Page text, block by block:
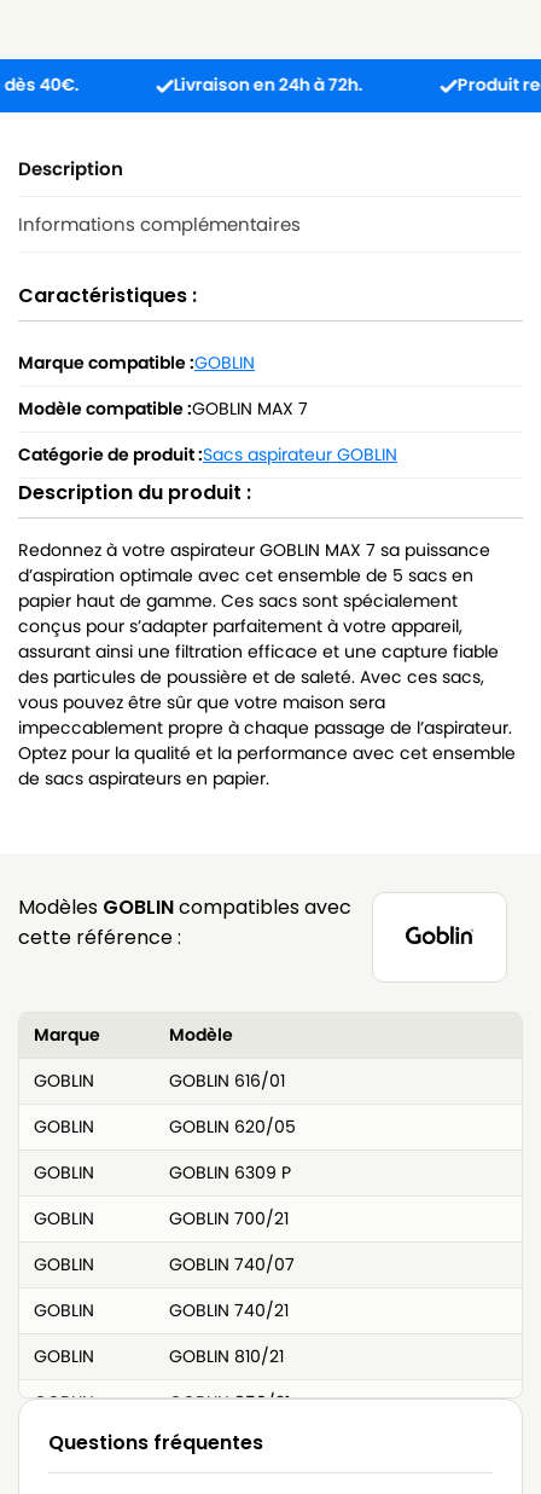
Livraison en 24h à 72h. Produit reçu
Description
Informations complémentaires
Caractéristiques :
Marque compatible :GOBLIN
Modèle compatible :GOBLIN MAX 7
Catégorie de produit :Sacs aspirateur GOBLIN
Description du produit :
Redonnez à votre aspirateur GOBLIN MAX 7 sa puissance
d’aspiration optimale avec cet ensemble de 5 sacs en
papier haut de gamme. Ces sacs sont spécialement
conçus pour s’adapter parfaitement à votre appareil,
assurant ainsi une filtration efficace et une capture fiable
des particules de poussière et de saleté. Avec ces sacs,
vous pouvez être sûr que votre maison sera
impeccablement propre à chaque passage de l’aspirateur.
Optez pour la qualité et la performance avec cet ensemble
de sacs aspirateurs en papier.
Modèles GOBLINcompatibles avec
cette référence :
Marque
Modèle
GOBLIN
GOBLIN 616/01
GOBLIN
GOBLIN 620/05
GOBLIN
GOBLIN 6309 P
GOBLIN
GOBLIN 700/21
GOBLIN
GOBLIN 740/07
GOBLIN
GOBLIN 740/21
GOBLIN
GOBLIN 810/21
GOBLIN
GOBLIN 850/21
GOBLIN
GOBLIN 8502
Questions fréquentes